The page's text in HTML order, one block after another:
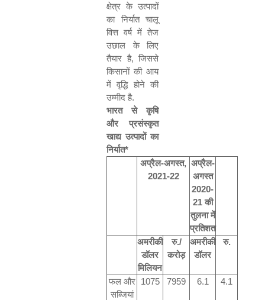
क्षेत्र के उत्पादों
का निर्यात चालू
वित्त वर्ष में तेज
उछाल के लिए
तैयार है, जिससे
किसानों की आय
में वृद्धि होने की
उम्मीद है.
भारत से कृषि
और प्रसंस्कृत
खाद्य उत्पादों का
निर्यात*
अप्रैल-अगस्त,
2021-22
अप्रैल-
अगस्त
2020-
21 की
तुलना में
प्रतिशत
अमरीकी
डॉलर
मिलियन
रु./
करोड़
अमरीकी
डॉलर
रु.
फल और
सब्जियां
1075 7959 6.1 4.1